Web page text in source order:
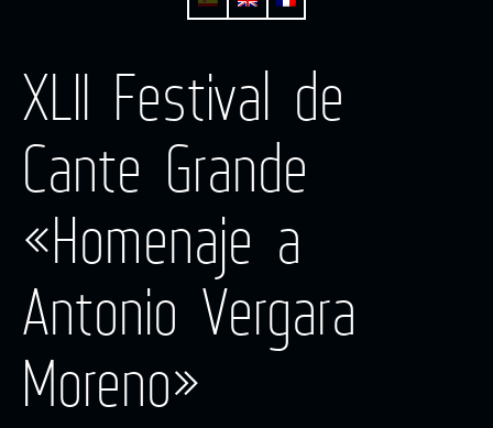
XLII Festival de
Cante Grande
«Homenaje a
Antonio Vergara
Moreno»